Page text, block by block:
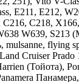
Е211, Е212,
C218,
W639, S213
mulsanne, flying
Land Cruiser Prado
(Тойота),